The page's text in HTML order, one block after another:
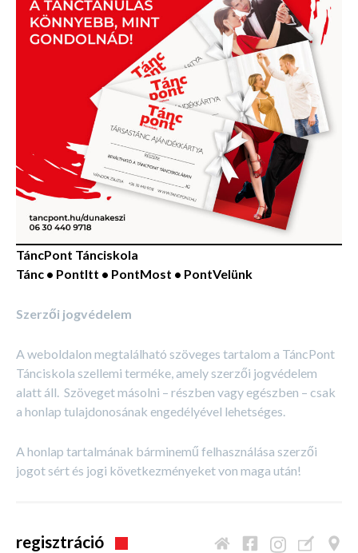
TáncPont Tánciskola
Tánc • PontItt • PontMost • PontVelünk
Szerzői jogvédelem
A weboldalon megtalálható szöveges tartalom a TáncPont
Tánciskola szellemi terméke, amely szerzői jogvédelem
alatt áll. Szöveget másolni – részben vagy egészben – csak
a honlap tulajdonosának engedélyével lehetséges.
A honlap tartalmának bárminemű felhasználása szerzői
jogot sért és jogi következményeket von maga után!
regisztráció